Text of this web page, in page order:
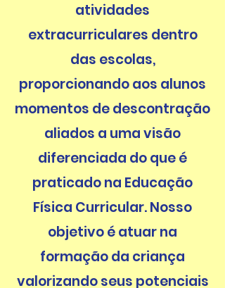
atividades
extracurriculares dentro
das escolas,
proporcionando aos alunos
momentos de descontração
aliados a uma visão
diferenciada do que é
praticado na Educação
Física Curricular. Nosso
objetivo é atuar na
formação da criança
valorizando seus potenciais